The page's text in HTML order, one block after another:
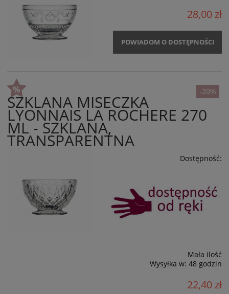
28,00 zł
POWIADOM O DOSTĘPNOŚCI
SZKLANA MISECZKA
LYONNAIS LA ROCHERE 270
ML - SZKLANA,
TRANSPARENTNA
Dostępność:
Mała ilość
Wysyłka w: 48 godzin
22,40 zł
-20%